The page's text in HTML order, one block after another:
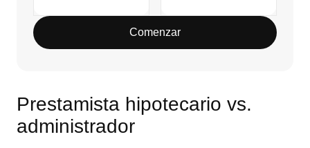
Comenzar
Prestamista hipotecario vs.
administrador